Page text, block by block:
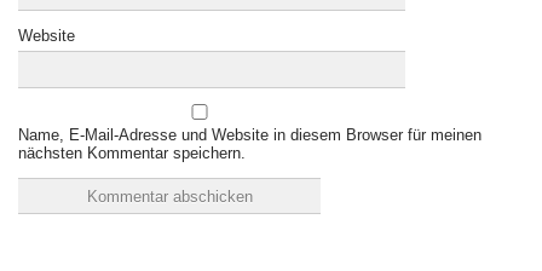
Website
Name, E-Mail-Adresse und Website in diesem Browser für meinen
nächsten Kommentar speichern.